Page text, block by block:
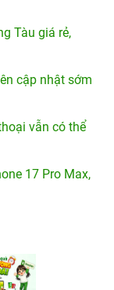
Tàu giá rẻ,
cập nhật sớm
vẫn có thể
17 Pro Max,